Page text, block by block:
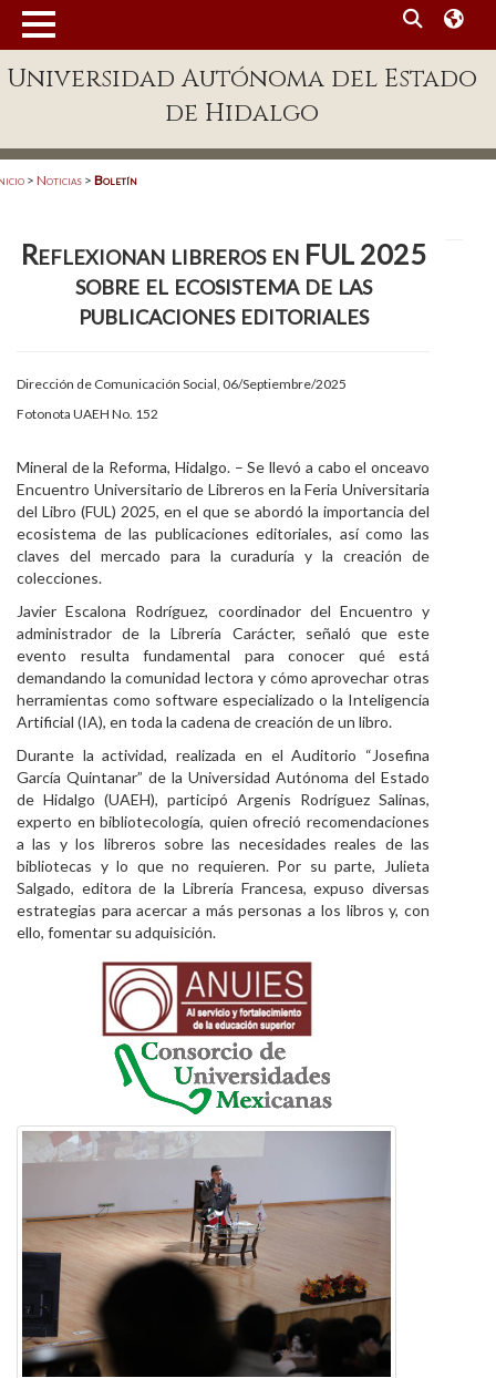
Enlaces
Patronato
Acreditación Internacional
Aspirantes
Personal
Alumni
Visitantes
Universidad Autónoma del Estado
de Hidalgo
> Noticias > Boletín
Reflexionan libreros en FUL 2025
sobre el ecosistema de las
publicaciones editoriales
Dirección de Comunicación Social, 06/Septiembre/2025
Fotonota UAEH No. 152
Mineral de la Reforma, Hidalgo. – Se llevó a cabo el onceavo
Encuentro Universitario de Libreros en la Feria Universitaria
del Libro (FUL) 2025, en el que se abordó la importancia del
ecosistema de las publicaciones editoriales, así como las
claves del mercado para la curaduría y la creación de
colecciones.
Javier Escalona Rodríguez, coordinador del Encuentro y
administrador de la Librería Carácter, señaló que este
evento resulta fundamental para conocer qué está
demandando la comunidad lectora y cómo aprovechar otras
herramientas como software especializado o la Inteligencia
Artificial (IA), en toda la cadena de creación de un libro.
Durante la actividad, realizada en el Auditorio “Josefina
García Quintanar” de la Universidad Autónoma del Estado
de Hidalgo (UAEH), participó Argenis Rodríguez Salinas,
experto en bibliotecología, quien ofreció recomendaciones
a las y los libreros sobre las necesidades reales de las
bibliotecas y lo que no requieren. Por su parte, Julieta
Salgado, editora de la Librería Francesa, expuso diversas
estrategias para acercar a más personas a los libros y, con
ello, fomentar su adquisición.